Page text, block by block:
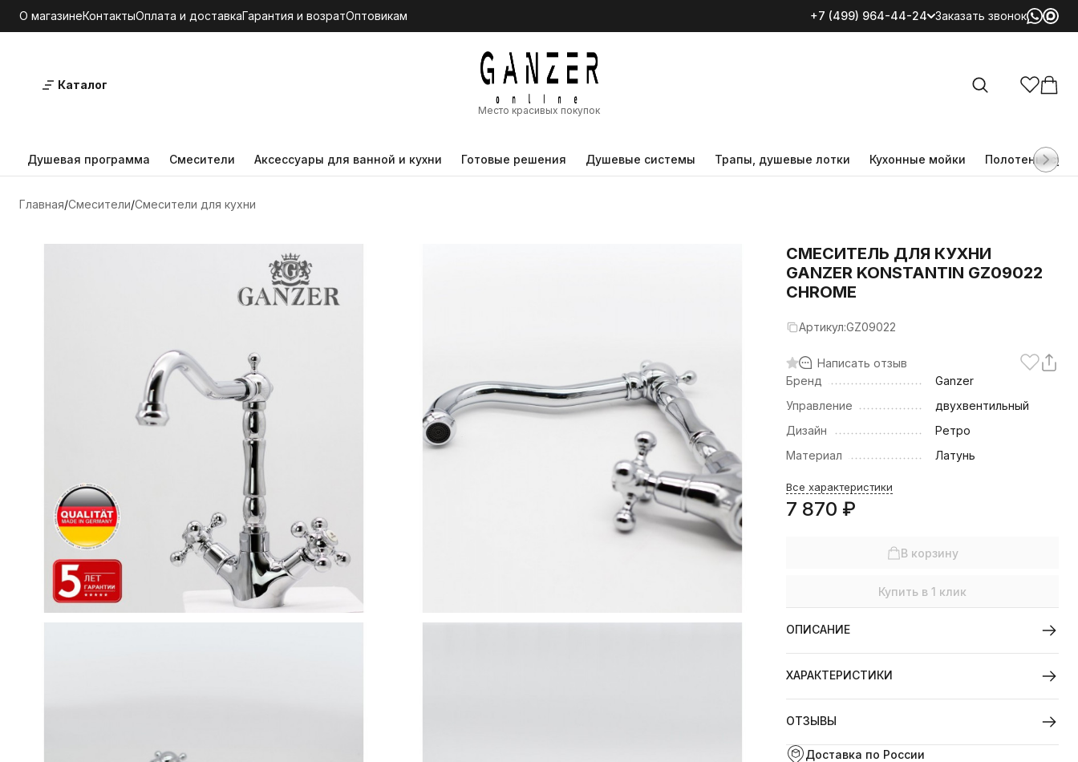
О магазинеКонтактыОплата и доставкаГарантия и возратОптовикам +7 (499) 964-44-24 Заказать звонок
Каталог
Место красивых покупок
Душевая программа Смесители Аксессуары для ванной и кухни Готовые решения Душевые системы Трапы, душевые лотки Кухонные мойки
Главная Смесители Смесители для кухни
СМЕСИТЕЛЬ ДЛЯ КУХНИ
GANZER KONSTANTIN GZ09022
CHROME
Артикул:GZ09022
Написать отзыв
Бренд
Ganzer
Управление
двухвентильный
Дизайн
Ретро
Материал
Латунь
Все характеристики
7 870 ₽
В корзину
Купить в 1 клик
ОПИСАНИЕ
ХАРАКТЕРИСТИКИ
ОТЗЫВЫ
Доставка по России